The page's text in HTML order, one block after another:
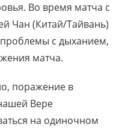
Во время матча с
Чан (Китай/Тайвань)
с дыханием,
матча.
поражение в
Вере
на одиночном